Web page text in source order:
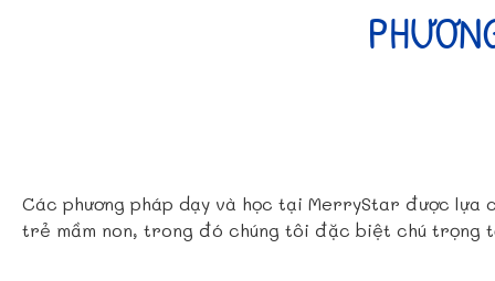
Các phương pháp dạy và học tại MerryStar được
trẻ mầm non, trong đó chúng tôi đặc biệt chú trọng